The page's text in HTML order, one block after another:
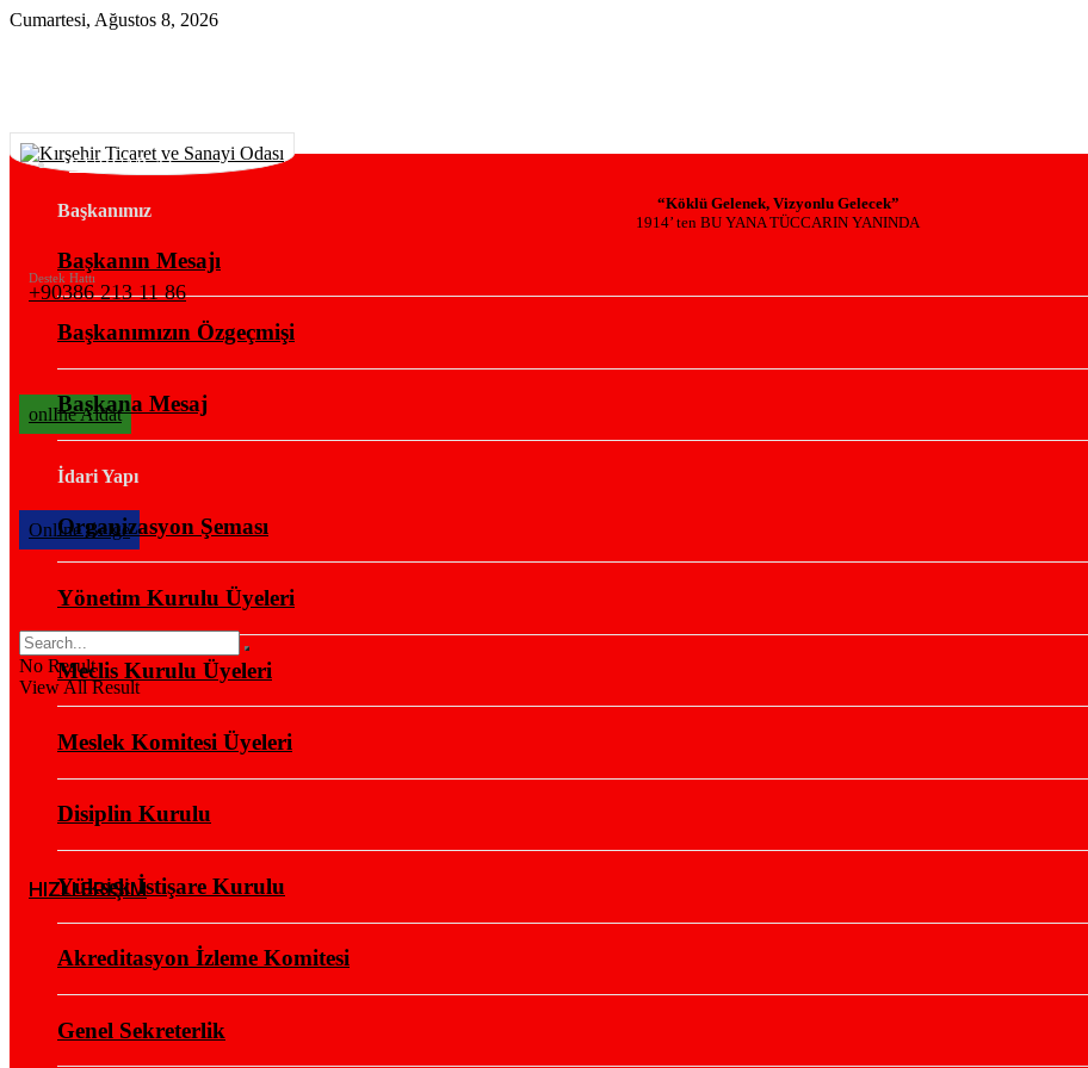
Cumartesi, Ağustos 8, 2026
“Köklü Gelenek, Vizyonlu Gelecek”
1914’ ten BU YANA TÜCCARIN YANINDA
Destek Hattı
+90386 213 11 86
onlIne Aidat
OnlIne Belge
No Result
View All Result
HIZLI ERİŞİM
KURUMSAL
Başkanımız
Başkanın Mesajı
Başkanımızın Özgeçmişi
Başkana Mesaj
İdari Yapı
Organizasyon Şeması
Yönetim Kurulu Üyeleri
Meclis Kurulu Üyeleri
Meslek Komitesi Üyeleri
Disiplin Kurulu
Yüksek İstişare Kurulu
Akreditasyon İzleme Komitesi
Genel Sekreterlik